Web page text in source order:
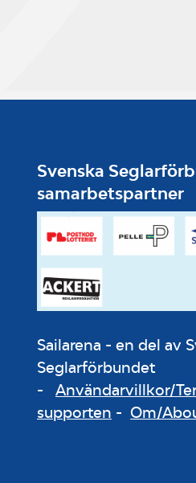
Svenska
samarbetspartner
Sailarena - en del av
Seglarförbundet
- Användarvillkor/
supporten - Om/